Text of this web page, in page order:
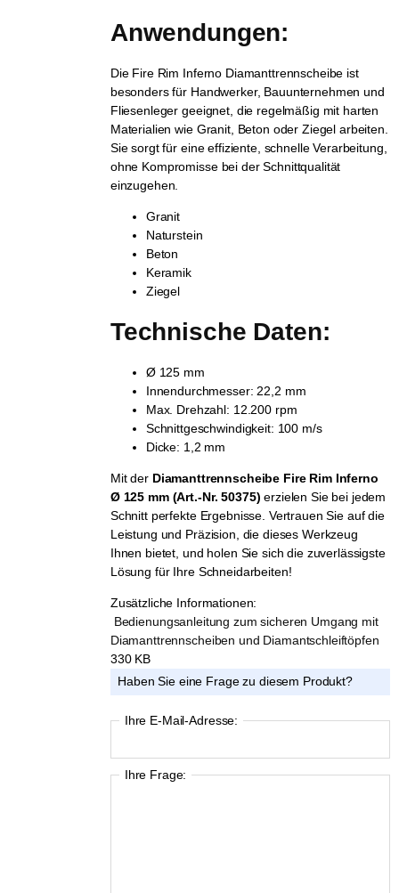
Anwendungen:
Die Fire Rim Inferno Diamanttrennscheibe ist
besonders für Handwerker, Bauunternehmen und
Fliesenleger geeignet, die regelmäßig mit harten
Materialien wie Granit, Beton oder Ziegel arbeiten.
Sie sorgt für eine effiziente, schnelle Verarbeitung,
ohne Kompromisse bei der Schnittqualität
einzugehen.
Granit
Naturstein
Beton
Keramik
Ziegel
Technische Daten:
Ø 125 mm
Innendurchmesser: 22,2 mm
Max. Drehzahl: 12.200 rpm
Schnittgeschwindigkeit: 100 m/s
Dicke: 1,2 mm
Mit der Diamanttrennscheibe Fire Rim Inferno
Ø 125 mm (Art.-Nr. 50375) erzielen Sie bei jedem
Schnitt perfekte Ergebnisse. Vertrauen Sie auf die
Leistung und Präzision, die dieses Werkzeug
Ihnen bietet, und holen Sie sich die zuverlässigste
Lösung für Ihre Schneidarbeiten!
Zusätzliche Informationen:
Bedienungsanleitung zum sicheren Umgang mit
Diamanttrennscheiben und Diamantschleiftöpfen
330 KB
Haben Sie eine Frage zu diesem Produkt?
Ihre E-Mail-Adresse:
Ihre Frage: